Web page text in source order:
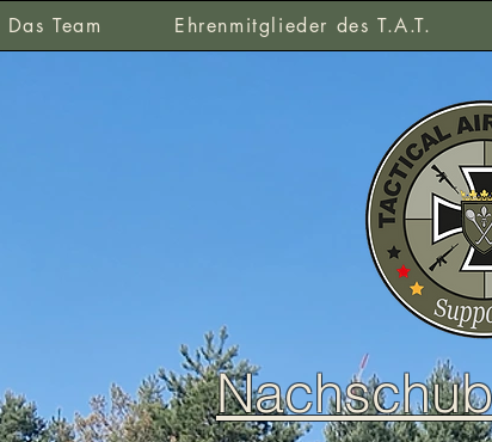
Das Team Ehrenmitglieder des T.A.T.